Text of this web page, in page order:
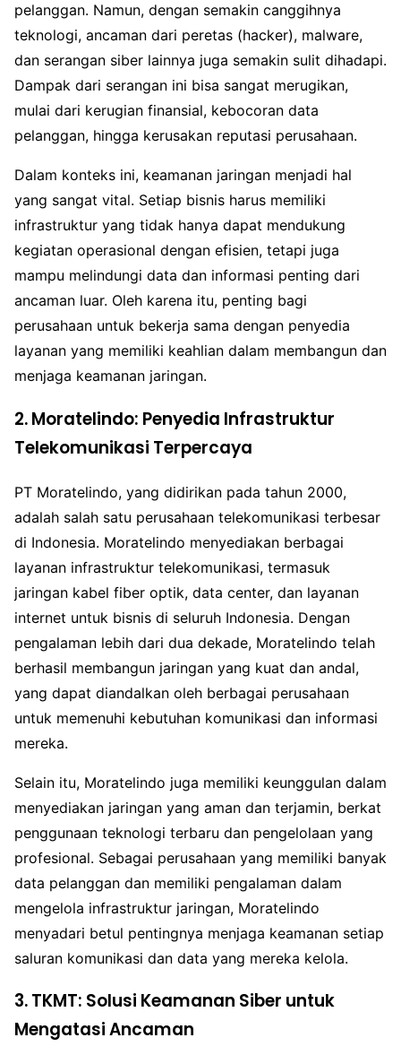
pelanggan. Namun, dengan semakin canggihnya
teknologi, ancaman dari peretas (hacker), malware,
dan serangan siber lainnya juga semakin sulit dihadapi.
Dampak dari serangan ini bisa sangat merugikan,
mulai dari kerugian finansial, kebocoran data
pelanggan, hingga kerusakan reputasi perusahaan.
Dalam konteks ini, keamanan jaringan menjadi hal
yang sangat vital. Setiap bisnis harus memiliki
infrastruktur yang tidak hanya dapat mendukung
kegiatan operasional dengan efisien, tetapi juga
mampu melindungi data dan informasi penting dari
ancaman luar. Oleh karena itu, penting bagi
perusahaan untuk bekerja sama dengan penyedia
layanan yang memiliki keahlian dalam membangun dan
menjaga keamanan jaringan.
2. Moratelindo: Penyedia Infrastruktur
Telekomunikasi Terpercaya
PT Moratelindo, yang didirikan pada tahun 2000,
adalah salah satu perusahaan telekomunikasi terbesar
di Indonesia. Moratelindo menyediakan berbagai
layanan infrastruktur telekomunikasi, termasuk
jaringan kabel fiber optik, data center, dan layanan
internet untuk bisnis di seluruh Indonesia. Dengan
pengalaman lebih dari dua dekade, Moratelindo telah
berhasil membangun jaringan yang kuat dan andal,
yang dapat diandalkan oleh berbagai perusahaan
untuk memenuhi kebutuhan komunikasi dan informasi
mereka.
Selain itu, Moratelindo juga memiliki keunggulan dalam
menyediakan jaringan yang aman dan terjamin, berkat
penggunaan teknologi terbaru dan pengelolaan yang
profesional. Sebagai perusahaan yang memiliki banyak
data pelanggan dan memiliki pengalaman dalam
mengelola infrastruktur jaringan, Moratelindo
menyadari betul pentingnya menjaga keamanan setiap
saluran komunikasi dan data yang mereka kelola.
3. TKMT: Solusi Keamanan Siber untuk
Mengatasi Ancaman